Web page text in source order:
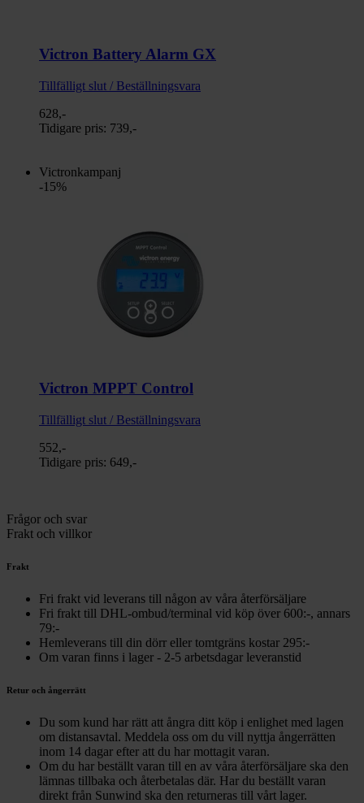
Victron Battery Alarm GX
Tillfälligt slut / Beställningsvara
628,-
Tidigare pris: 739,-
Victronkampanj
-15%
Victron MPPT Control
Tillfälligt slut / Beställningsvara
552,-
Tidigare pris: 649,-
Frågor och svar
Frakt och villkor
Frakt
Fri frakt vid leverans till någon av våra återförsäljare
Fri frakt till DHL-ombud/terminal vid köp över 600:-, annars
79:-
Hemleverans till din dörr eller tomtgräns kostar 295:-
Om varan finns i lager - 2-5 arbetsdagar leveranstid
Retur och ångerrätt
Du som kund har rätt att ångra ditt köp i enlighet med lagen
om distansavtal. Meddela oss om du vill nyttja ångerrätten
inom 14 dagar efter att du har mottagit varan.
Om du har beställt varan till en av våra återförsäljare ska den
lämnas tillbaka och återbetalas där. Har du beställt varan
direkt från Sunwind ska den returneras till vårt lager.